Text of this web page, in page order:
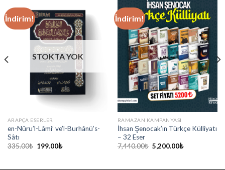
İndirim!
STOKTA YOK
ARAPÇA ESERLER
en-Nûru’l-Lâmi’ ve’l-Burhânü’s-
Sâtı
335.00₺ Orijinal
199.00₺Şu
İndirim!
RAMAZAN KAMPANYASI
İhsan Şenocak’ın Türkçe Külliyatı
– 32 Eser
7,440.00₺ Orijinal
fiyat:
5,200.00₺Şu